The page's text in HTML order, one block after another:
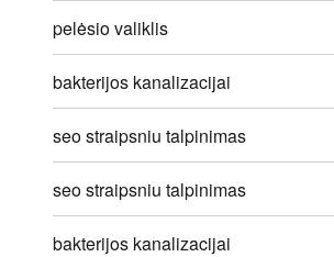
pelėsio valiklis
bakterijos kanalizacijai
seo straipsniu talpinimas
seo straipsniu talpinimas
bakterijos kanalizacijai